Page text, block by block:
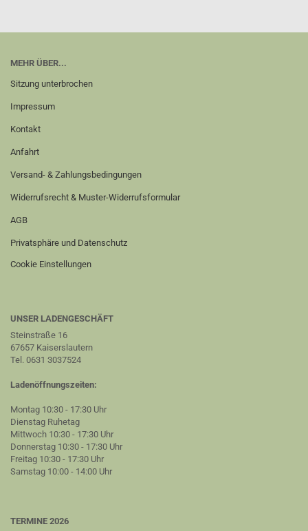
MEHR ÜBER...
Sitzung unterbrochen
Impressum
Kontakt
Anfahrt
Versand- & Zahlungsbedingungen
Widerrufsrecht & Muster-Widerrufsformular
AGB
Privatsphäre und Datenschutz
Cookie Einstellungen
UNSER LADENGESCHÄFT
Steinstraße 16
67657 Kaiserslautern
Tel. 0631 3037524
Ladenöffnungszeiten:
Montag 10:30 - 17:30 Uhr
Dienstag Ruhetag
Mittwoch 10:30 - 17:30 Uhr
Donnerstag 10:30 - 17:30 Uhr
Freitag 10:30 - 17:30 Uhr
Samstag 10:00 - 14:00 Uhr
TERMINE 2026